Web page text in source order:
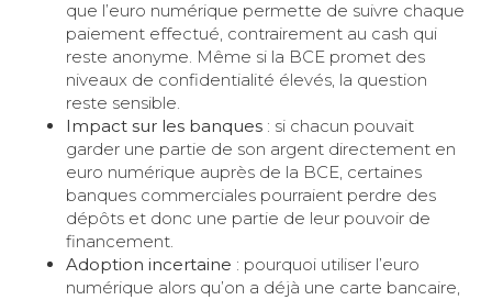
que l’euro numérique permette de suivre chaque
paiement effectué, contrairement au cash qui
reste anonyme. Même si la BCE promet des
niveaux de confidentialité élevés, la question
reste sensible.
Impact sur les banques : si chacun pouvait
garder une partie de son argent directement en
euro numérique auprès de la BCE, certaines
banques commerciales pourraient perdre des
dépôts et donc une partie de leur pouvoir de
financement.
Adoption incertaine : pourquoi utiliser l’euro
numérique alors qu’on a déjà une carte bancaire,